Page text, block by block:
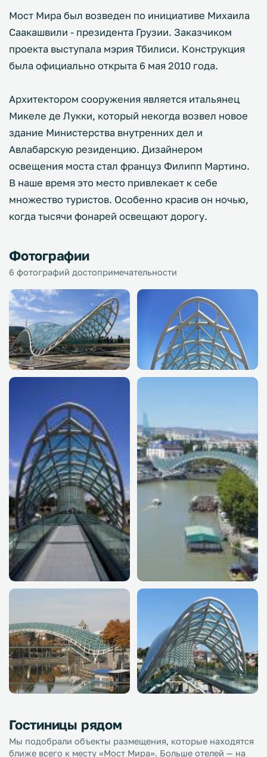
Мост Мира был возведен по инициативе Михаила
Саакашвили - президента Грузии. Заказчиком
проекта выступала мэрия Тбилиси. Конструкция
была официально открыта 6 мая 2010 года.
Архитектором сооружения является итальянец
Микеле де Лукки, который некогда возвел новое
здание Министерства внутренних дел и
Авлабарскую резиденцию. Дизайнером
освещения моста стал француз Филипп Мартино.
В наше время это место привлекает к себе
множество туристов. Особенно красив он ночью,
когда тысячи фонарей освещают дорогу.
Фотографии
6 фотографий достопримечательности
Гостиницы рядом
Мы подобрали объекты размещения, которые находятся
ближе всего к месту «Мост Мира». Больше отелей — на